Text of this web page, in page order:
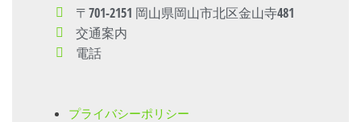
〒701-2151 岡山県岡山市北区金山寺481
交通案内
電話
プライバシーポリシー